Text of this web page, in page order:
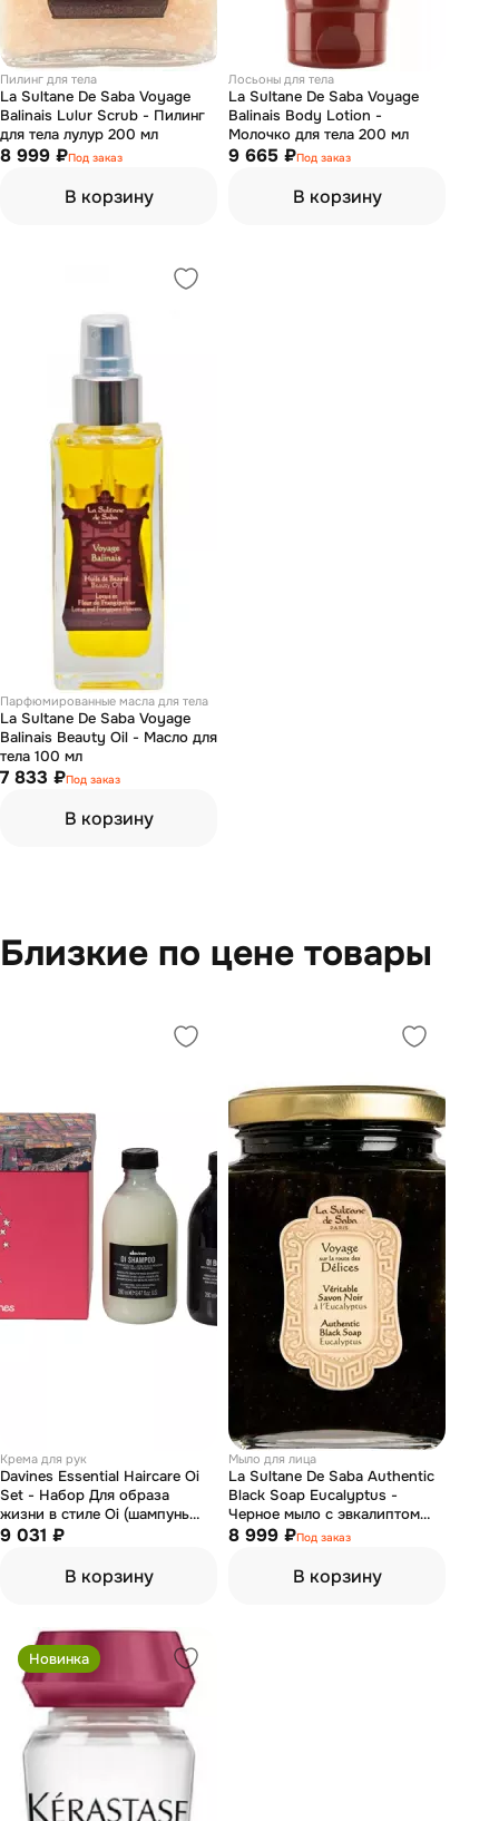
Пилинг для тела
La Sultane De Saba Voyage
Balinais Lulur Scrub - Пилинг
для тела лулур 200 мл
8 999 ₽Под заказ
В корзину
Лосьоны для тела
La Sultane De Saba Voyage
Balinais Body Lotion -
Молочко для тела 200 мл
9 665 ₽Под заказ
В корзину
Парфюмированные масла для тела
La Sultane De Saba Voyage
Balinais Beauty Oil - Масло для
тела 100 мл
7 833 ₽Под заказ
В корзину
Близкие по цене товары
Крема для рук
Davines Essential Haircare Oi
Set - Набор Для образа
жизни в стиле Oi (шампунь
для волос 280мл; гель для
9 031 ₽
В корзину
Мыло для лица
La Sultane De Saba Authentic
Black Soap Eucalyptus -
Черное мыло с эвкалиптом
300 мл
8 999 ₽Под заказ
В корзину
Новинка